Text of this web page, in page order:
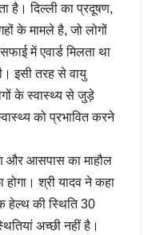
है। दिल्ली का प्रदूषण,
के मामले है, जो लोगों
में एवार्ड मिलता था
इसी तरह से वायु
के स्वास्थ्य से जुड़े
को प्रभावित करने
और आसपास का माहौल
होगा। श्री यादव ने कहा
हेल्थ की स्थिति 30
अच्छी नहीं है।